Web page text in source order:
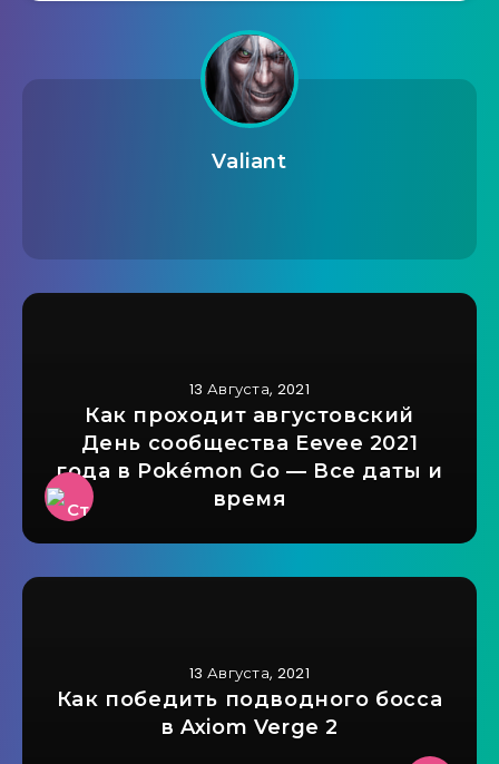
Valiant
13 Августа, 2021
Как проходит августовский
День сообщества Eevee 2021
года в Pokémon Go — Все даты и
время
13 Августа, 2021
Как победить подводного босса
в Axiom Verge 2